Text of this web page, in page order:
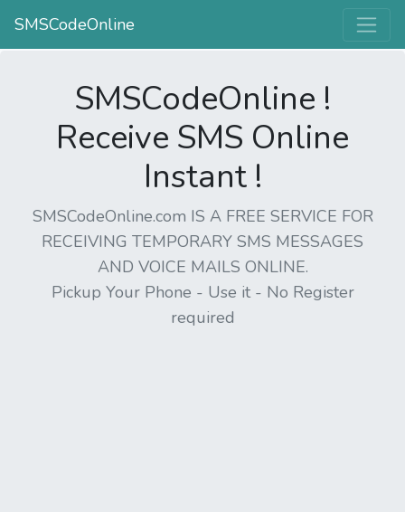
SMSCodeOnline
SMSCodeOnline !
Receive SMS Online
Instant !
SMSCodeOnline.com IS A FREE SERVICE FOR
RECEIVING TEMPORARY SMS MESSAGES
AND VOICE MAILS ONLINE.
Pickup Your Phone - Use it - No Register
required